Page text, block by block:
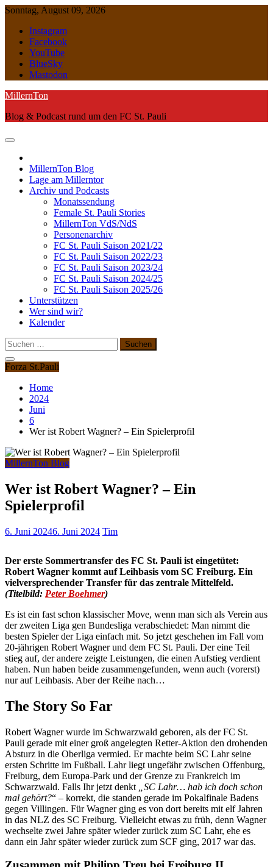
Skip
content
Sonntag, August 09, 2026
Instagram
Facebook
YouTube
BlueSky
Mastodon
MillernTon
Blog & Podcast rund um den FC St. Pauli
MillernTon Blog
Lage am Millerntor
Archiv und Podcasts
Monatssendung
Female St. Pauli Stories
MillernTon VdS/NdS
Personenarchiv
FC St. Pauli Saison 2021/22
FC St. Pauli Saison 2022/23
FC St. Pauli Saison 2023/24
FC St. Pauli Saison 2024/25
FC St. Pauli Saison 2025/26
Unterstützen
Wer sind wir?
Kalender
Suchen
nach:
Forza St.Pauli
Home
2024
Juni
6
Wer ist Robert Wagner? – Ein Spielerprofil
MillernTon Blog
Wer ist Robert Wagner? – Ein
Spielerprofil
6. Juni 20246. Juni 2024 Tim
Der erste Sommertransfer des FC St. Pauli ist eingetütet:
Robert Wagner kommt auf Leihbasis vom SC Freiburg. Ein
vielversprechender Transfer für das zentrale Mittelfeld.
(Titelbild: Peter Boehmer)
Es ist ein fast schon klassischer Move, wenn man sich als Verein aus
der zweiten Liga gen Bundesliga verabschiedet: Man nimmt die
besten Spieler der Liga einfach mit. So jetzt geschehen im Fall vom
20-jährigen Robert Wagner und dem FC St. Pauli. Der eine Teil
stieg auf, der andere zeigte Leistungen, die einen Aufstieg verdient
haben. Nun haben beide zusammengefunden, wenn auch (vorerst)
nur auf Leihbasis. Aber der Reihe nach…
The Story So Far
Robert Wagner wurde im Schwarzwald geboren, als der FC St.
Pauli gerade mit einer groß angelegten Retter-Aktion den drohenden
Absturz in die Oberliga vermied. Er machte beim SC Lahr seine
ersten Schritte im Fußball. Lahr liegt ungefähr zwischen Offenburg,
Freiburg, dem Europa-Park und der Grenze zu Frankreich im
Schwarzwald. Falls Ihr jetzt denkt
„SC Lahr… hab ich doch schon
mal gehört?“ – korrekt, die standen gerade im Pokalfinale Badens
gegen Villingen. Für Wagner ging es von dort bereits mit elf Jahren
in das NLZ des SC Freiburg. Vielleicht etwas zu früh, denn Wagner
wechselte zwei Jahre später wieder zurück zum SC Lahr, ehe es
dann ein Jahr später wieder zurück zum SCF ging, 2017 war das.